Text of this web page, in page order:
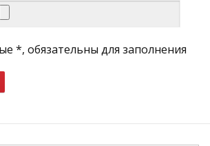
*, обязательны для заполнения